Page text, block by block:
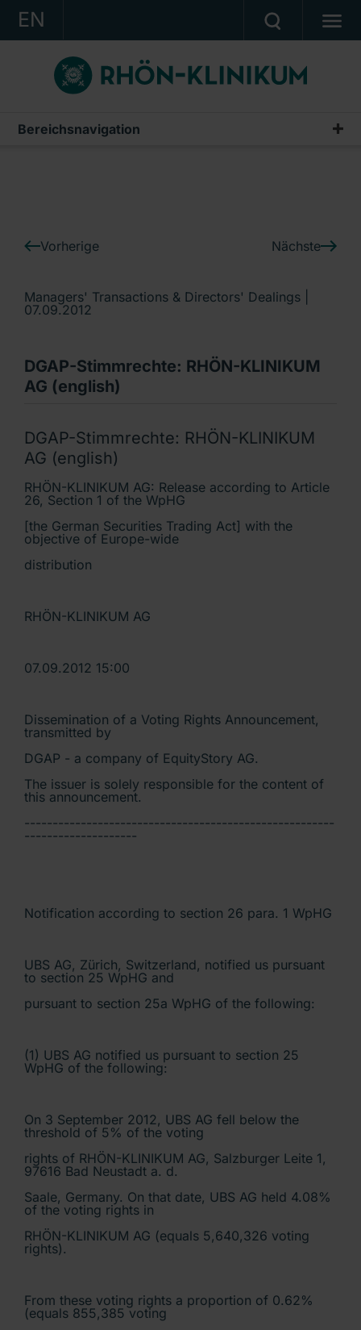
EN
KONZERN
KLINIKEN
KARRIERE
Ein Unternehmen der RHÖN-KLINIKUM AG
Bereichsnavigation
IR-News
Vorherige Nächste
Managers' Transactions & Directors' Dealings |
07.09.2012
DGAP-Stimmrechte: RHÖN-KLINIKUM
AG (english)
DGAP-Stimmrechte: RHÖN-KLINIKUM
AG (english)
RHÖN-KLINIKUM AG: Release according to Article
26, Section 1 of the WpHG
[the German Securities Trading Act] with the
objective of Europe-wide
distribution
RHÖN-KLINIKUM AG
07.09.2012 15:00
Dissemination of a Voting Rights Announcement,
transmitted by
DGAP - a company of EquityStory AG.
The issuer is solely responsible for the content of
this announcement.
-------------------------------------------------------
--------------------
Notification according to section 26 para. 1 WpHG
UBS AG, Zürich, Switzerland, notified us pursuant
to section 25 WpHG and
pursuant to section 25a WpHG of the following:
(1) UBS AG notified us pursuant to section 25
WpHG of the following:
On 3 September 2012, UBS AG fell below the
threshold of 5% of the voting
rights of RHÖN-KLINIKUM AG, Salzburger Leite 1,
97616 Bad Neustadt a. d.
Saale, Germany. On that date, UBS AG held 4.08%
of the voting rights in
RHÖN-KLINIKUM AG (equals 5,640,326 voting
rights).
From these voting rights a proportion of 0.62%
(equals 855,385 voting